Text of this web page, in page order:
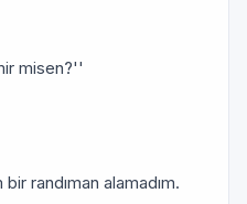
misen?''
randıman alamadım.